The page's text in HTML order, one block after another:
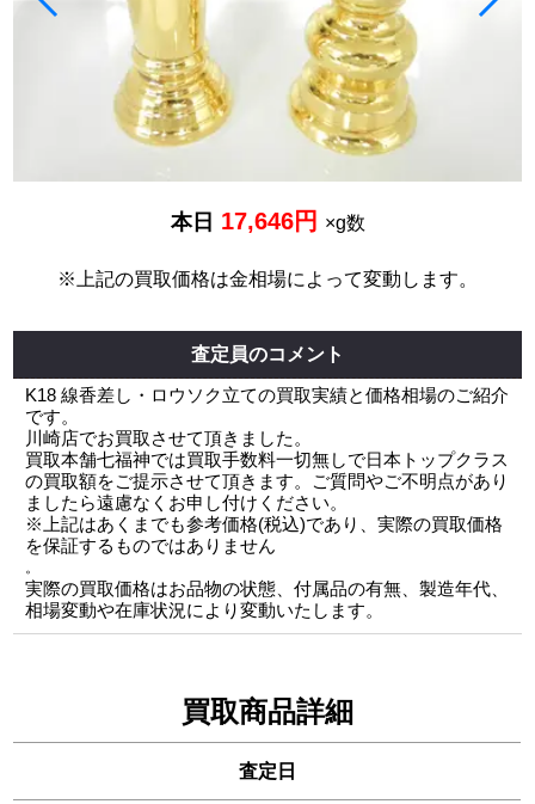
本日 17,646円 ×g数
※上記の買取価格は金相場によって変動します。
査定員のコメント
K18 線香差し・ロウソク立ての買取実績と価格相場のご紹介
です。
川崎店でお買取させて頂きました。
買取本舗七福神では買取手数料一切無しで日本トップクラス
の買取額をご提示させて頂きます。ご質問やご不明点があり
ましたら遠慮なくお申し付けください。
※上記はあくまでも参考価格(税込)であり、実際の買取価格
を保証するものではありません
。
実際の買取価格はお品物の状態、付属品の有無、製造年代、
相場変動や在庫状況により変動いたします。
買取商品詳細
査定日